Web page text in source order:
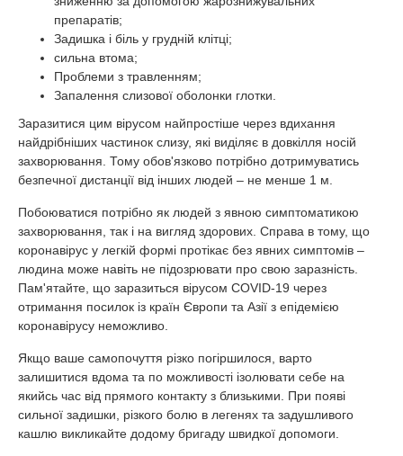
препаратів;
Задишка і біль у грудній клітці;
сильна втома;
Проблеми з травленням;
Запалення слизової оболонки глотки.
Заразитися цим вірусом найпростіше через вдихання
найдрібніших частинок слизу, які виділяє в довкілля носій
захворювання. Тому обов'язково потрібно дотримуватись
безпечної дистанції від інших людей – не менше 1 м.
Побоюватися потрібно як людей з явною симптоматикою
захворювання, так і на вигляд здорових. Справа в тому, що
коронавірус у легкій формі протікає без явних симптомів –
людина може навіть не підозрювати про свою заразність.
Пам'ятайте, що заразиться вірусом COVID-19 через
отримання посилок із країн Європи та Азії з епідемією
коронавірусу неможливо.
Якщо ваше самопочуття різко погіршилося, варто
залишитися вдома та по можливості ізолювати себе на
якийсь час від прямого контакту з близькими. При появі
сильної задишки, різкого болю в легенях та задушливого
кашлю викликайте додому бригаду швидкої допомоги.